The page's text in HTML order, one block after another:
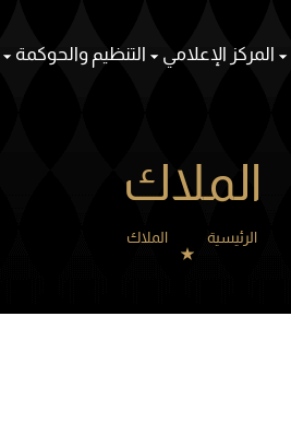
المركز الإعلامي التنظيم والحوكمة
الملاك
الرئيسية الملاك